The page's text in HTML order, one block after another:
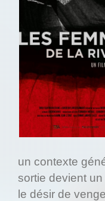
un contexte
sortie devient
le désir de